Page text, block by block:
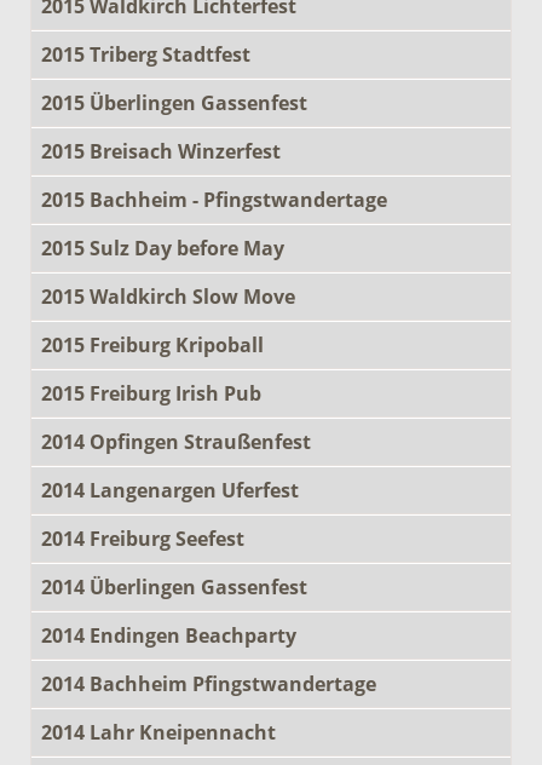
2015 Waldkirch Lichterfest
2015 Triberg Stadtfest
2015 Überlingen Gassenfest
2015 Breisach Winzerfest
2015 Bachheim - Pfingstwandertage
2015 Sulz Day before May
2015 Waldkirch Slow Move
2015 Freiburg Kripoball
2015 Freiburg Irish Pub
2014 Opfingen Straußenfest
2014 Langenargen Uferfest
2014 Freiburg Seefest
2014 Überlingen Gassenfest
2014 Endingen Beachparty
2014 Bachheim Pfingstwandertage
2014 Lahr Kneipennacht